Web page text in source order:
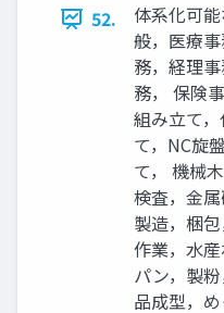
52.
体系化可
般，医療
務，経理
務， 保険
組み立て
て，NC旋
て， 機械
検査，金
製造，梱
作業，水
パン，製
品成型，